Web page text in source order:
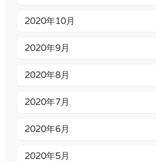
2020年10月
2020年9月
2020年8月
2020年7月
2020年6月
2020年5月